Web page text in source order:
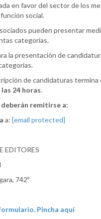
en favor del sector de los
social.
pueden presentar
categorías.
la presentación de
de candidaturas termina
24 horas.
remitirse a:
a: [email protected]
EDITORES
742º
Pincha aquí